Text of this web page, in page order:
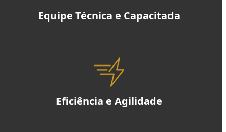
Equipe Técnica e Capacitada
Eficiência e Agilidade